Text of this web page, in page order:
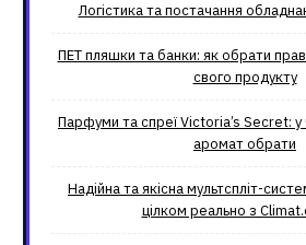
Логістика та постачання
ПЕТ пляшки та банки: як обрати
свого продукту
Парфуми та спреї Victoria’s Secret: у
аромат обрати
Надійна та якісна мультспліт-
цілком реально з